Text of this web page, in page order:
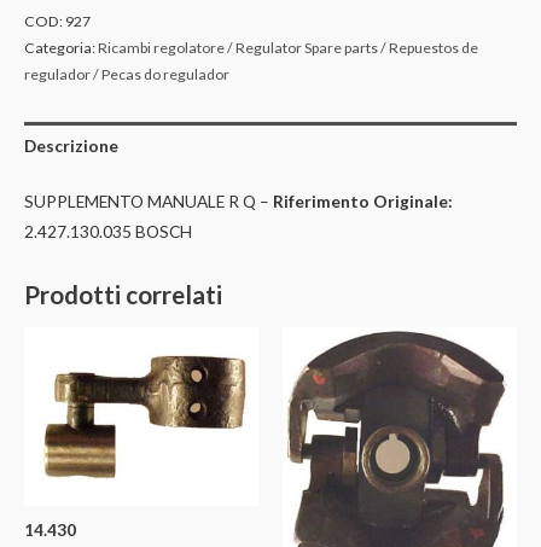
COD: 927
Categoria:Ricambi regolatore / Regulator Spare parts / Repuestos de
regulador / Pecas do regulador
Descrizione
SUPPLEMENTO MANUALE R Q – Riferimento Originale:
2.427.130.035 BOSCH
Prodotti correlati
14.430